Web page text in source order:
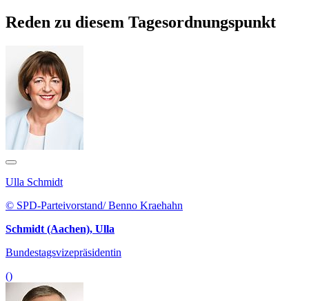
Reden zu diesem Tagesordnungspunkt
Ulla Schmidt
© SPD-Parteivorstand/ Benno Kraehahn
Schmidt (Aachen), Ulla
Bundestagsvizepräsidentin
()